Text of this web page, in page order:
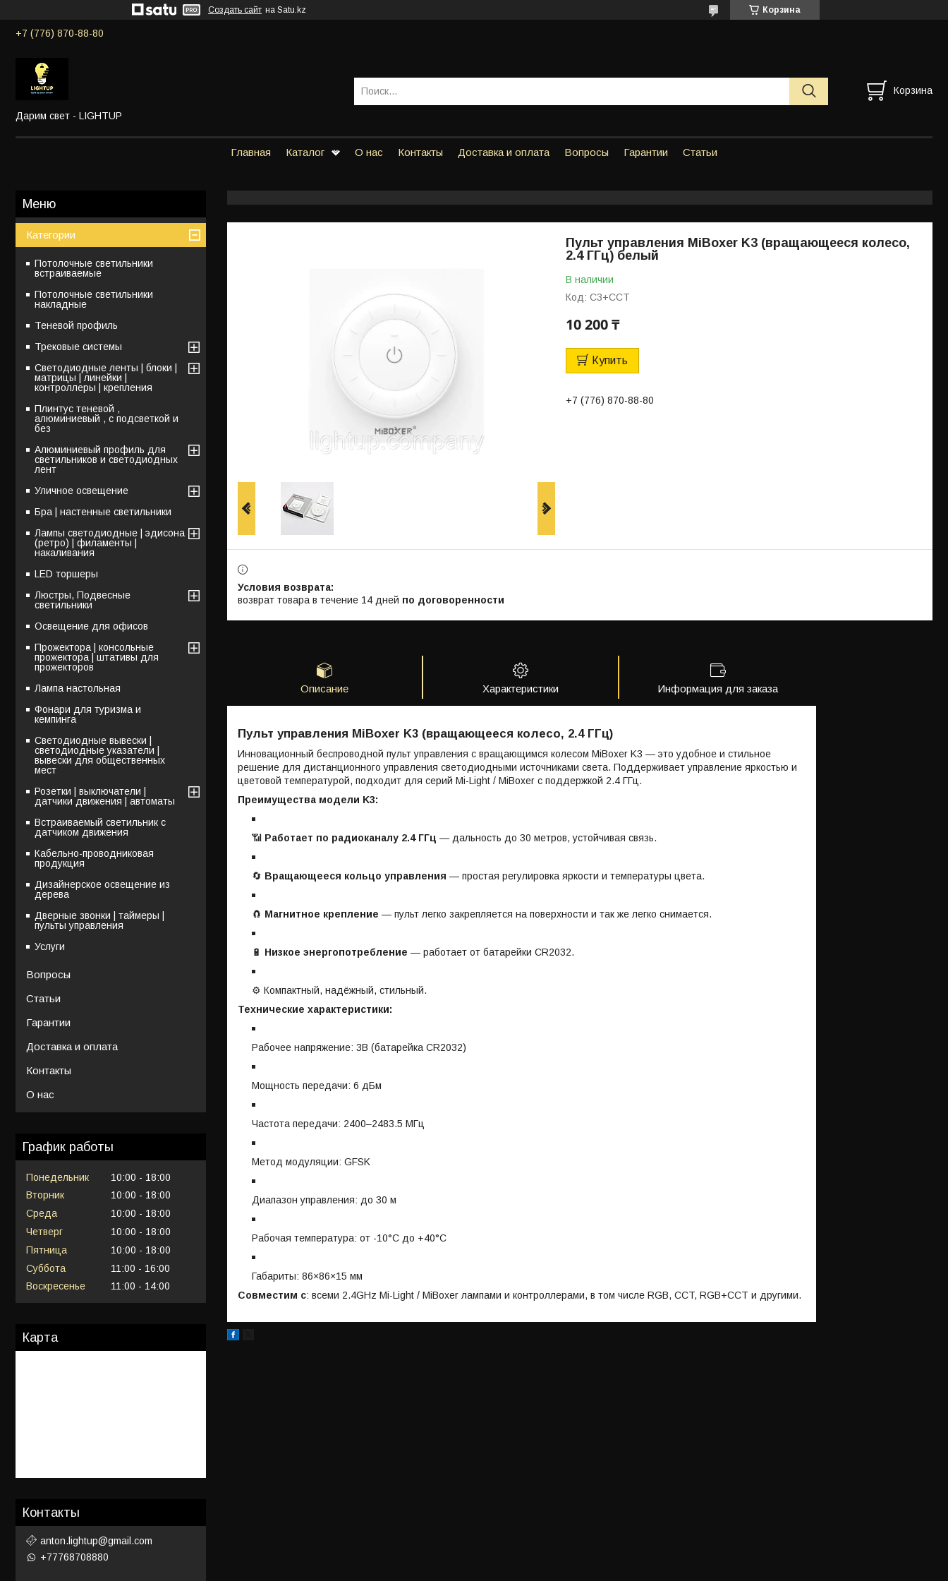
Создать сайт на Satu.kz Корзина
+7 (776) 870-88-80
Дарим свет - LIGHTUP
Корзина
Главная Каталог О нас Контакты Доставка и оплата Вопросы Гарантии Статьи
Пульт управления MiBoxer K3 (вращающееся колесо,
2.4 ГГц) белый
В наличии
Код: C3+CCT
10 200 ₸
Купить
+7 (776) 870-88-80
возврат товара в течение 14 дней по договоренности
Описание Характеристики Информация для заказа
Пульт управления MiBoxer K3 (вращающееся колесо, 2.4 ГГц)
Инновационный беспроводной пульт управления с вращающимся колесом MiBoxer K3 — это удобное и стильное
решение для дистанционного управления светодиодными источниками света. Поддерживает управление яркостью и
цветовой температурой, подходит для серий Mi-Light / MiBoxer с поддержкой 2.4 ГГц.
Преимущества модели K3:
📶 Работает по радиоканалу 2.4 ГГц — дальность до 30 метров, устойчивая связь.
🔄 Вращающееся кольцо управления — простая регулировка яркости и температуры цвета.
🧲 Магнитное крепление — пульт легко закрепляется на поверхности и так же легко снимается.
🔋 Низкое энергопотребление — работает от батарейки CR2032.
⚙️ Компактный, надёжный, стильный.
Технические характеристики:
Рабочее напряжение: 3В (батарейка CR2032)
Мощность передачи: 6 дБм
Частота передачи: 2400–2483.5 МГц
Метод модуляции: GFSK
Диапазон управления: до 30 м
Рабочая температура: от -10°C до +40°C
Габариты: 86×86×15 мм
Совместим с: всеми 2.4GHz Mi-Light / MiBoxer лампами и контроллерами, в том числе RGB, CCT, RGB+CCT и другими.
Категории
Потолочные светильники
встраиваемые
Потолочные светильники
накладные
Теневой профиль
Трековые системы
Светодиодные ленты | блоки |
матрицы | линейки |
контроллеры | крепления
Плинтус теневой ,
алюминиевый , с подсветкой и
без
Алюминиевый профиль для
светильников и светодиодных
лент
Уличное освещение
Бра | настенные светильники
Лампы светодиодные | эдисона
(ретро) | филаменты |
накаливания
LED торшеры
Люстры, Подвесные
светильники
Освещение для офисов
Прожектора | консольные
прожектора | штативы для
прожекторов
Лампа настольная
Фонари для туризма и
кемпинга
Светодиодные вывески |
светодиодные указатели |
вывески для общественных
мест
Розетки | выключатели |
датчики движения | автоматы
Встраиваемый светильник с
датчиком движения
Кабельно-проводниковая
продукция
Дизайнерское освещение из
дерева
Дверные звонки | таймеры |
пульты управления
Услуги
Вопросы
Статьи
Гарантии
Доставка и оплата
Контакты
О нас
График работы
Понедельник 10:00
18:00
Вторник
10:00
18:00
Среда
10:00
18:00
Четверг
10:00
18:00
Пятница
10:00
18:00
Суббота
11:00
16:00
Воскресенье
11:00 14:00
Карта
Контакты
anton.lightup@gmail.com
+77768708880